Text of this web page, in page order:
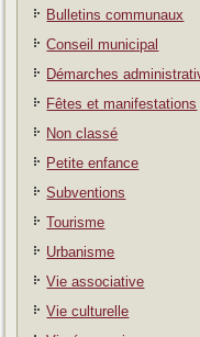
Bulletins communaux
Conseil municipal
Démarches
Fêtes et manifestations
Non classé
Petite enfance
Subventions
Tourisme
Urbanisme
Vie associative
Vie culturelle